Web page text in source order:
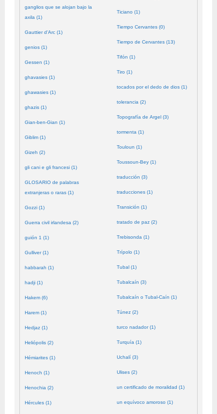
ganglios que se alojan bajo la
axila (1)
Gauttier d'Arc (1)
genios (1)
Gessen (1)
ghavasies (1)
ghawasies (1)
ghazis (1)
Gian-ben-Gian (1)
Giblim (1)
Gizeh (2)
gli cani e gli francesi (1)
GLOSARIO de palabras
extranjeras o raras (1)
Gozzi (1)
Guerra civil irlandesa (2)
guión 1 (1)
Gulliver (1)
habbarah (1)
hadji (1)
Hakem (6)
Harem (1)
Hedjaz (1)
Heliópolis (2)
Hémiarites (1)
Henoch (1)
Henochia (2)
Hércules (1)
Ticiano (1)
Tiempo Cervantes (0)
Tiempo de Cervantes (13)
Tifón (1)
Tiro (1)
tocados por el dedo de dios (1)
tolerancia (2)
Topografía de Argel (3)
tormenta (1)
Touloun (1)
Toussoun-Bey (1)
traducción (3)
traducciones (1)
Transición (1)
tratado de paz (2)
Trebisonda (1)
Trípolo (1)
Tubal (1)
Tubalcaín (3)
Tubalcaín o Tubal-Caín (1)
Túnez (2)
turco nadador (1)
Turquía (1)
Uchalí (3)
Ulises (2)
un certificado de moralidad (1)
un equívoco amoroso (1)